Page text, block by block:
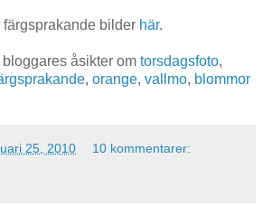
färgsprakande bilder här.
åsikter om torsdagsfoto,
, orange, vallmo, blommor
25, 2010 10 kommentarer: